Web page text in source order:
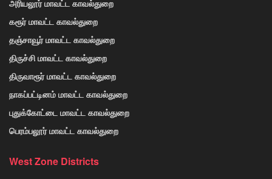
அரியலூர் மாவட்ட காவல்துறை
கரூர் மாவட்ட காவல்துறை
தஞ்சாவூர் மாவட்ட காவல்துறை
திருச்சி மாவட்ட காவல்துறை
திருவாரூர் மாவட்ட காவல்துறை
நாகப்பட்டினம் மாவட்ட காவல்துறை
புதுக்கோட்டை மாவட்ட காவல்துறை
பெரம்பலூர் மாவட்ட காவல்துறை
West Zone Districts